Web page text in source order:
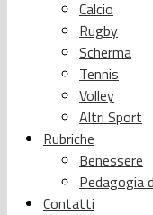
Calcio
Rugby
Scherma
Tennis
Volley
Altri Sport
Rubriche
Benessere
Pedagogia
Contatti